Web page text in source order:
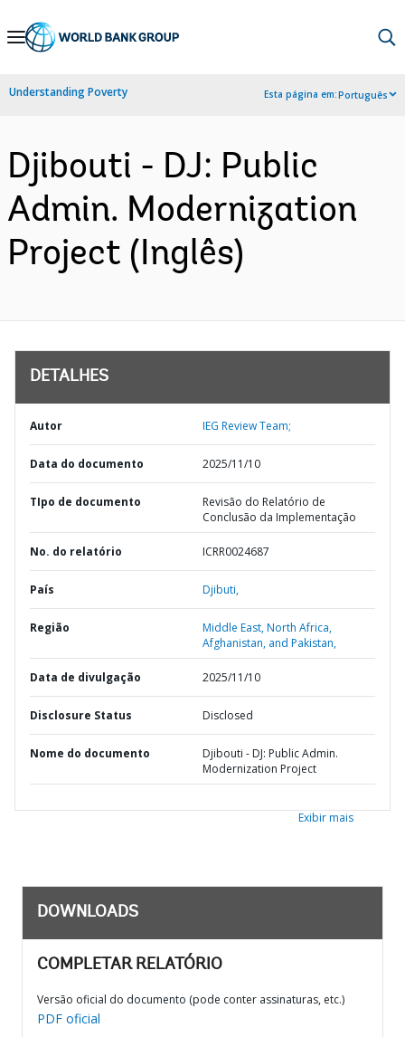
Skip
Navigation
Understanding Poverty Esta página em:Português
Djibouti - DJ: Public
Admin. Modernization
Project (Inglês)
DETALHES
Autor IEG Review Team;
Data do documento 2025/11/10
TIpo de documento
Revisão do Relatório de
Conclusão da Implementação
No. do relatório ICRR0024687
País Djibuti,
Região
Middle East, North Africa,
Afghanistan, and Pakistan,
Data de divulgação 2025/11/10
Disclosure Status Disclosed
Nome do documento
Djibouti - DJ: Public Admin.
Modernization Project
Exibir mais
DOWNLOADS
COMPLETAR RELATÓRIO
Versão oficial do documento (pode conter assinaturas, etc.)
PDF oficial